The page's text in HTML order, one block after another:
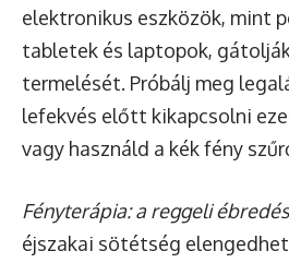
elektronikus eszközök, mint
tabletek és laptopok,
termelését. Próbálj meg
lefekvés előtt kikapcsolni
vagy használd a kék fény
Fényterápia: a reggeli
éjszakai sötétség